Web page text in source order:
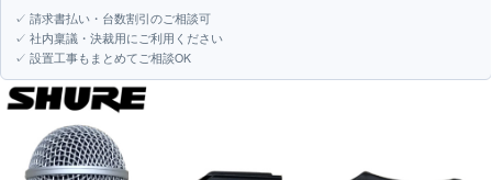
✓ 請求書払い・台数割引のご相談可
✓ 社内稟議・決裁用にご利用ください
✓ 設置工事もまとめてご相談OK